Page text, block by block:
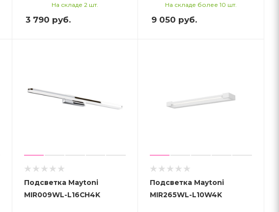
На складе 2 шт.
3 790 руб.
На складе более 10 шт.
9 050 руб.
Подсветка Maytoni
MIR009WL-L16CH4K
Подсветка Maytoni
MIR265WL-L10W4K